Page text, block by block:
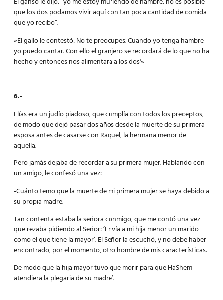
El ganso le dijo: “yo me estoy muriendo de hambre: no es posible
que los dos podamos vivir aquí con tan poca cantidad de comida
que yo recibo”.
«El gallo le contestó: No te preocupes. Cuando yo tenga hambre
yo puedo cantar. Con ello el granjero se recordará de lo que no ha
hecho y entonces nos alimentará a los dos'»
6.-
Elías era un judío piadoso, que cumplía con todos los preceptos,
de modo que dejó pasar dos años desde la muerte de su primera
esposa antes de casarse con Raquel, la hermana menor de
aquella.
Pero jamás dejaba de recordar a su primera mujer. Hablando con
un amigo, le confesó una vez:
-Cuánto temo que la muerte de mi primera mujer se haya debido a
su propia madre.
Tan contenta estaba la señora conmigo, que me contó una vez
que rezaba pidiendo al Señor: ‘Envía a mi hija menor un marido
como el que tiene la mayor’. El Señor la escuchó, y no debe haber
encontrado, por el momento, otro hombre de mis características.
De modo que la hija mayor tuvo que morir para que HaShem
atendiera la plegaria de su madre’.